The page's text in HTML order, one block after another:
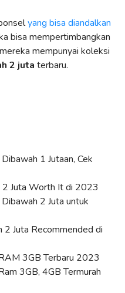
yang bisa diandalkan
bisa mempertimbangkan
mempunyai koleksi
2 juta terbaru.
1 Jutaan, Cek
Juta Worth It di 2023
2 Juta untuk
Juta Recommended di
3GB Terbaru 2023
3GB, 4GB Termurah